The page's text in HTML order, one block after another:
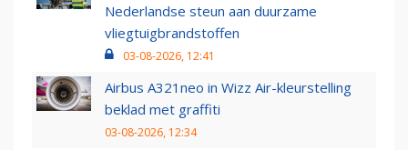
Nederlandse steun aan duurzame
vliegtuigbrandstoffen
03-08-2026, 12:41
Airbus A321neo in Wizz Air-kleurstelling
beklad met graffiti
03-08-2026, 12:34